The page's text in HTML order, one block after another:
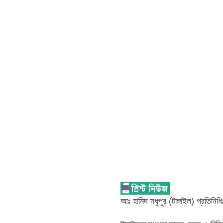
আঃ হামিদ মধুপুর (টাঙ্গাইল)